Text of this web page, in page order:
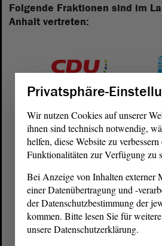
Folgende Fraktionen sind im
Anhalt vertreten:
Postanschrift
Privatsphäre-
Wir nutzen Cookies auf unserer
ihnen sind technisch notwendig,
helfen, diese Website zu
Funktionalitäten zur Verfügung zu
Bei Anzeige von Inhalten externer
einer Datenübertragung und -
der Datenschutzbestimmung der
kommen. Bitte lesen Sie für
unsere Datenschutzerklärung.